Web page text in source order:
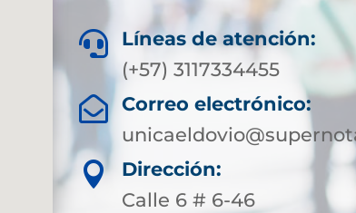

Líneas de atención:
(+57) 3117334455

Correo electrónico:

Dirección:
Calle 6 # 6-46